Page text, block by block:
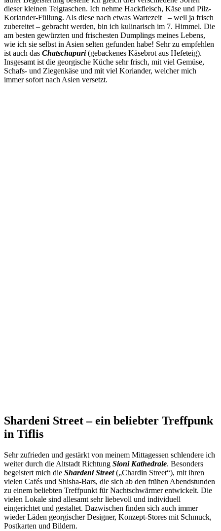
dieser kleinen Teigtaschen. Ich nehme Hackfleisch, Käse und Pilz-
Koriander-Füllung. Als diese nach etwas Wartezeit – weil ja frisch
zubereitet – gebracht werden, bin ich kulinarisch im 7. Himmel. Die
am besten gewürzten und frischesten Dumplings meines Lebens,
wie ich sie selbst in Asien selten gefunden habe! Sehr zu empfehlen
ist auch das Chatschapuri(gebackenes Käsebrot aus Hefeteig).
Insgesamt ist die georgische Küche sehr frisch, mit viel Gemüse,
Schafs- und Ziegenkäse und mit viel Koriander, welcher mich
immer sofort nach Asien versetzt.
Shardeni Street – ein beliebter Treffpunk
in Tiflis
Sehr zufrieden und gestärkt von meinem Mittagessen schlendere ich
weiter durch die Altstadt Richtung Sioni Kathedrale. Besonders
begeistert mich die Shardeni Street(„Chardin Street“), mit ihren
vielen Cafés und Shisha-Bars, die sich ab den frühen Abendstunden
zu einem beliebten Treffpunkt für Nachtschwärmer entwickelt. Die
vielen Lokale sind allesamt sehr liebevoll und individuell
eingerichtet und gestaltet. Dazwischen finden sich auch immer
wieder Läden georgischer Designer, Konzept-Stores mit Schmuck,
Postkarten und Bildern.